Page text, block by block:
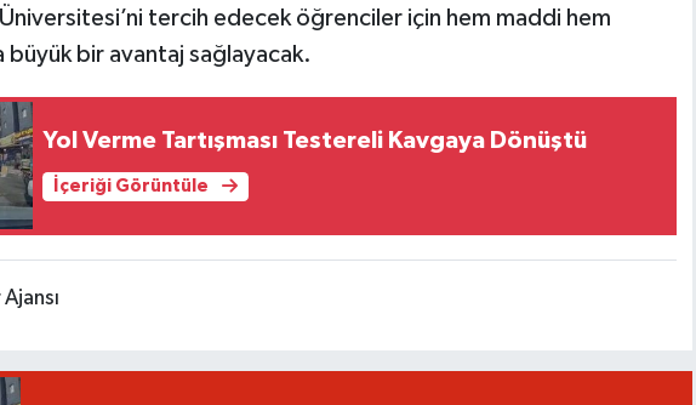
Üniversitesi’ni tercih edecek öğrenciler için hem maddi hem
büyük bir avantaj sağlayacak.
Yol Verme Tartışması Testereli Kavgaya Dönüştü
İçeriği Görüntüle